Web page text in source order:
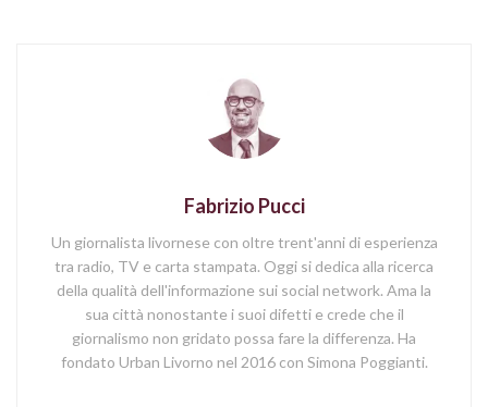
Fabrizio Pucci
Un giornalista livornese con oltre trent'anni di esperienza
tra radio, TV e carta stampata. Oggi si dedica alla ricerca
della qualità dell'informazione sui social network. Ama la
sua città nonostante i suoi difetti e crede che il
giornalismo non gridato possa fare la differenza. Ha
fondato Urban Livorno nel 2016 con Simona Poggianti.